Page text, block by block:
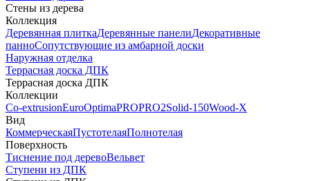
Стены из дерева
Коллекция
Деревянная плиткаДеревянные панелиДекоративные
панноСопутствующие из амбарной доски
Наружная отделка
Террасная доска ДПК
Террасная доска ДПК
Коллекции
Co-extrusionEuroOptimaPROPRO2Solid-150Wood-X
Вид
КоммерческаяПустотелаяПолнотелая
Поверхность
Тиснение под деревоВельвет
Ступени из ДПК